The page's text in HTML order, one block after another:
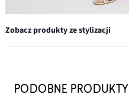
Zobacz produkty ze stylizacji
82,99 zł
PODOBNE PRODUKTY